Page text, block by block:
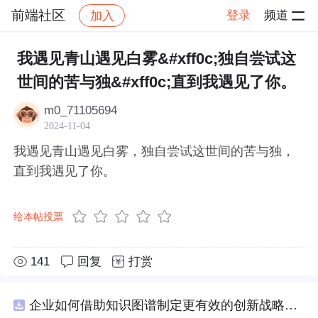
前端社区 加入 登录 频道
社区 前端社区 感慨 帖子详情
我遇见青山遇见白雾&#xff0c;独自尝试这
世间的苦与独&#xff0c;直到我遇见了你。
m0_71105694
2024-11-04
我遇见青山遇见白雾，独自尝试这世间的苦与独，
直到我遇见了你。
给本帖投票
141 回复 打赏
企业如何借助知识图谱制定更有效的创新战略与市场布局？.docx